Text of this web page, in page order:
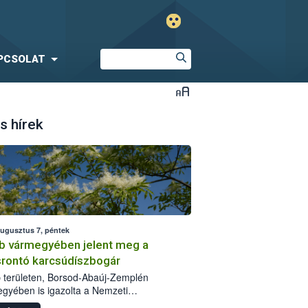
hírek
7, péntek
vármegyében jelent meg a
karcsúdíszbogár
területen, Borsod-Abaúj-Zemplén
is igazolta a Nemzeti
biztonsági Hivatal (Nébih) a